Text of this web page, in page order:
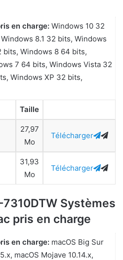
en charge: Windows 10 32
8.1 32 bits, Windows
bits, Windows 8 64 bits,
7 64 bits, Windows Vista 32
Windows XP 32 bits,
Taille
27,97
Mo
Télécharger
31,93
Mo
Télécharger
Systèmes
pris en charge
en charge: macOS Big Sur
macOS Mojave 10.14.x,